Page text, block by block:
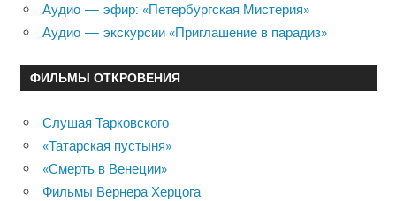
Аудио — эфир: «Петербургская Мистерия»
Аудио — экскурсии «Приглашение в парадиз»
ФИЛЬМЫ ОТКРОВЕНИЯ
Слушая Тарковского
«Татарская пустыня»
«Смерть в Венеции»
Фильмы Вернера Херцога